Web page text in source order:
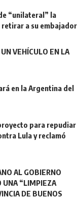
“unilateral” la
a su embajador
VEHÍCULO EN LA
en la Argentina del
para repudiar
Lula y reclamó
AL GOBIERNO
UNA “LIMPIEZA
DE BUENOS